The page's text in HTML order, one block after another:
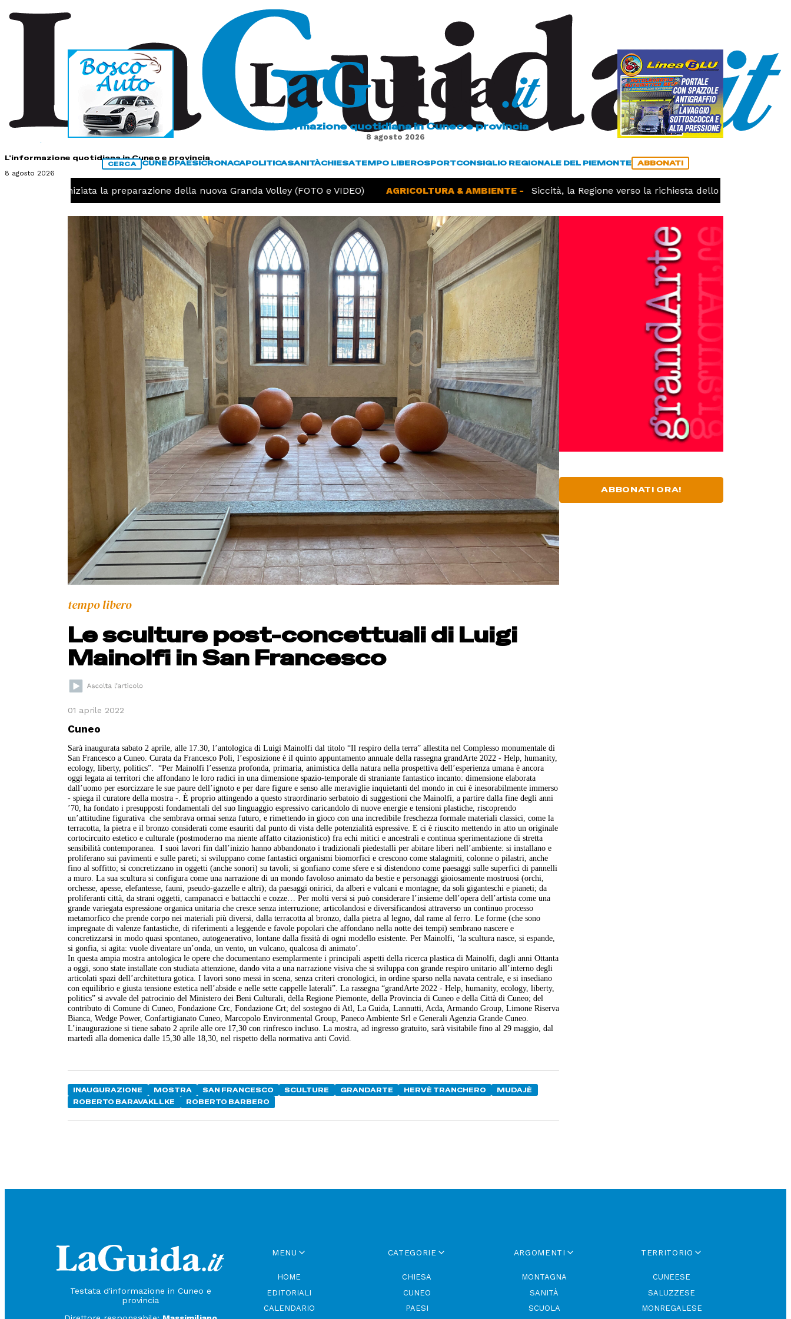
L'informazione quotidiana in Cuneo e provincia
8 agosto 2026
L'informazione quotidiana in Cuneo e provincia
8 agosto 2026
CERCA CUNEOPAESICRONACAPOLITICASANITÀCHIESATEMPO LIBEROSPORTCONSIGLIO REGIONALE DEL PIEMONTE ABBONATI
Pallavolo, iniziata la preparazione della nuova Granda Volley (FOTO e VIDEO) AGRICOLTURA & AMBIENTE - Siccità, la Regione verso la richiesta dello stato di calamità
tempo libero
Le sculture post-concettuali di Luigi
Mainolfi in San Francesco
01 aprile 2022
Cuneo
Sarà inaugurata sabato 2 aprile, alle 17.30, l’antologica di Luigi Mainolfi dal titolo “Il respiro della terra” allestita nel Complesso monumentale di
San Francesco a Cuneo. Curata da Francesco Poli, l’esposizione è il quinto appuntamento annuale della rassegna grandArte 2022 - Help, humanity,
ecology, liberty, politics”.
“Per Mainolfi l’essenza profonda, primaria, animistica della natura nella prospettiva dell’esperienza umana è ancora
oggi legata ai territori che affondano le loro radici in una dimensione spazio-temporale di straniante fantastico incanto: dimensione elaborata
dall’uomo per esorcizzare le sue paure dell’ignoto e per dare figure e senso alle meraviglie inquietanti del mondo in cui è inesorabilmente immerso
- spiega il curatore della mostra -. È proprio attingendo a questo straordinario serbatoio di suggestioni che Mainolfi, a partire dalla fine degli anni
’70, ha fondato i presupposti fondamentali del suo linguaggio espressivo caricandolo di nuove energie e tensioni plastiche, riscoprendo
un’attitudine figurativa che sembrava ormai senza futuro, e rimettendo in gioco con una incredibile freschezza formale materiali classici, come la
terracotta, la pietra e il bronzo considerati come esauriti dal punto di vista delle potenzialità espressive. E ci è riuscito mettendo in atto un originale
cortocircuito estetico e culturale (postmoderno ma niente affatto citazionistico) fra echi mitici e ancestrali e continua sperimentazione di stretta
sensibilità contemporanea.
I suoi lavori fin dall’inizio hanno abbandonato i tradizionali piedestalli per abitare liberi nell’ambiente: si installano e
proliferano sui pavimenti e sulle pareti; si sviluppano come fantastici organismi biomorfici e crescono come stalagmiti, colonne o pilastri, anche
fino al soffitto; si concretizzano in oggetti (anche sonori) su tavoli; si gonfiano come sfere e si distendono come paesaggi sulle superfici di pannelli
a muro. La sua scultura si configura come una narrazione di un mondo favoloso animato da bestie e personaggi gioiosamente mostruosi (orchi,
orchesse, apesse, elefantesse, fauni, pseudo-gazzelle e altri); da paesaggi onirici, da alberi e vulcani e montagne; da soli giganteschi e pianeti; da
proliferanti città, da strani oggetti, campanacci e battacchi e cozze… Per molti versi si può considerare l’insieme dell’opera dell’artista come una
grande variegata espressione organica unitaria che cresce senza interruzione; articolandosi e diversificandosi attraverso un continuo processo
metamorfico che prende corpo nei materiali più diversi, dalla terracotta al bronzo, dalla pietra al legno, dal rame al ferro. Le forme (che sono
impregnate di valenze fantastiche, di riferimenti a leggende e favole popolari che affondano nella notte dei tempi) sembrano nascere e
concretizzarsi in modo quasi spontaneo, autogenerativo, lontane dalla fissità di ogni modello esistente. Per Mainolfi, ‘la scultura nasce, si espande,
si gonfia, si agita: vuole diventare un’onda, un vento, un vulcano, qualcosa di animato’.
In questa ampia mostra antologica le opere che documentano esemplarmente i principali aspetti della ricerca plastica di Mainolfi, dagli anni Ottanta
a oggi, sono state installate con studiata attenzione, dando vita a una narrazione visiva che si sviluppa con grande respiro unitario all’interno degli
articolati spazi dell’architettura gotica. I lavori sono messi in scena, senza criteri cronologici, in ordine sparso nella navata centrale, e si insediano
con equilibrio e giusta tensione estetica nell’abside e nelle sette cappelle laterali”. La rassegna “grandArte 2022 - Help, humanity, ecology, liberty,
politics” si avvale del patrocinio del Ministero dei Beni Culturali, della Regione Piemonte, della Provincia di Cuneo e della Città di Cuneo; del
contributo di Comune di Cuneo, Fondazione Crc, Fondazione Crt; del sostegno di Atl, La Guida, Lannutti, Acda, Armando Group, Limone Riserva
Bianca, Wedge Power, Confartigianato Cuneo, Marcopolo Environmental Group, Paneco Ambiente Srl e Generali Agenzia Grande Cuneo.
L’inaugurazione si tiene sabato 2 aprile alle ore 17,30 con rinfresco incluso. La mostra, ad ingresso gratuito, sarà visitabile fino al 29 maggio, dal
martedì alla domenica dalle 15,30 alle 18,30, nel rispetto della normativa anti Covid.
INAUGURAZIONE MOSTRA SAN FRANCESCO SCULTURE GRANDARTE HERVÈ TRANCHERO
MUDAJÈ
ROBERTO BARAVAKLLKE
ROBERTO BARBERO
ABBONATI ORA!
Testata d'informazione in Cuneo e
provincia
MENU
HOME
EDITORIALI
CALENDARIO
CATEGORIE
CHIESA
CUNEO
PAESI
ARGOMENTI
MONTAGNA
SANITÀ
SCUOLA
TERRITORIO
CUNEESE
SALUZZESE
MONREGALESE